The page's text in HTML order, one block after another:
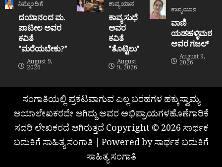
ನಿಮ್ಮೊಂದಿಗೆ
ದಯಾನಂದ ಮ.
ಪಾಟೀಲ ಅವರ
ಕವಿತೆ
“ಮರೆಯಬೇಕು?”
August 9,
2026
ಕಾವ್ಯಯಾನ
ಕಾವ್ಯ ಸುಧೆ
ಅವರ
ಕವಿತೆ
“ತೊಟ್ಟಿಲು”
August
9, 2026
ಕಾವ್ಯಯಾನ
ವಾಣಿ
ಯಡಹಳ್ಳಿಮಠ
ಅವರ ಗಜಲ್
August 9,
2026
ಸಂಗಾತಿಯಲ್ಲಿ ಪ್ರಕಟವಾಗುವ ಎಲ್ಲ ಬರಹಗಳ ಹಕ್ಕುಸ್ವಾಮ್ಯ
ಆಯಾಲೇಖಕರದೇ ಆಗಿದ್ದು ಅವರ ಅಭಿಪ್ರಾಯಗಳಹೊಣೆಗಾರಿಕೆ
ಸದರಿ ಲೇಖಕರದೆ ಆಗಿರುತ್ತದೆ Copyright © 2026 ಸಾರ್ಥಕ
ಬದುಕಿಗೆ ಸಾಹಿತ್ಯ ಸಂಗಾತಿ | Powered by ಸಾರ್ಥಕ ಬದುಕಿಗೆ
ಸಾಹಿತ್ಯ ಸಂಗಾತಿ